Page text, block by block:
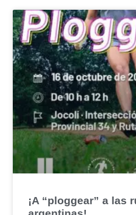
¡A “ploggear” a las